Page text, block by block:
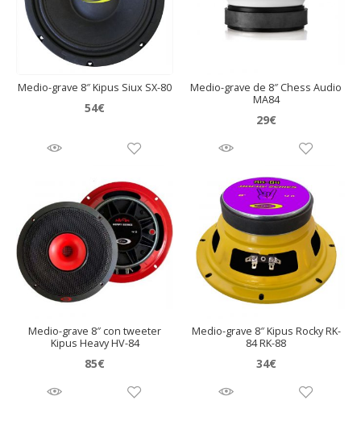
Medio-grave 8″ Kipus Siux SX-80
54€
Medio-grave de 8″ Chess Audio
MA84
29€
Medio-grave 8″ con tweeter
Kipus Heavy HV-84
85€
Medio-grave 8″ Kipus Rocky RK-
84 RK-88
34€